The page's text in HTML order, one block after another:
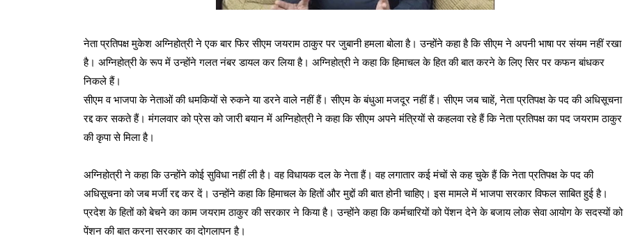
नेता प्रतिपक्ष मुकेश अग्निहोत्री ने एक बार फिर सीएम जयराम ठाकुर पर जुबानी हमला बोला है। उन्होंने कहा है कि सीएम ने अपनी भाषा पर संयम नहीं रखा
है। अग्निहोत्री के रूप में उन्होंने गलत नंबर डायल कर लिया है। अग्निहोत्री ने कहा कि हिमाचल के हित की बात करने के लिए सिर पर कफन बांधकर
निकले हैं।
सीएम व भाजपा के नेताओं की धमकियों से रुकने या डरने वाले नहीं हैं। सीएम के बंधुआ मजदूर नहीं हैं। सीएम जब चाहें, नेता प्रतिपक्ष के पद की अधिसूचना
रद्द कर सकते हैं। मंगलवार को प्रेस को जारी बयान में अग्निहोत्री ने कहा कि सीएम अपने मंत्रियों से कहलवा रहे हैं कि नेता प्रतिपक्ष का पद जयराम ठाकुर
की कृपा से मिला है।
अग्निहोत्री ने कहा कि उन्होंने कोई सुविधा नहीं ली है। वह विधायक दल के नेता हैं। वह लगातार कई मंचों से कह चुके हैं कि नेता प्रतिपक्ष के पद की
अधिसूचना को जब मर्जी रद्द कर दें। उन्होंने कहा कि हिमाचल के हितों और मुद्दों की बात होनी चाहिए। इस मामले में भाजपा सरकार विफल साबित हुई है।
प्रदेश के हितों को बेचने का काम जयराम ठाकुर की सरकार ने किया है। उन्होंने कहा कि कर्मचारियों को पेंशन देने के बजाय लोक सेवा आयोग के सदस्यों को
पेंशन की बात करना सरकार का दोगलापन है।